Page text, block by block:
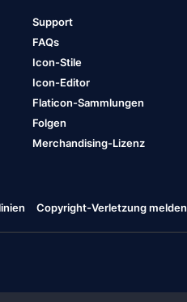
Support
FAQs
Icon-Stile
Icon-Editor
Flaticon-Sammlungen
Folgen
Merchandising-Lizenz
Copyright-Verletzung melden